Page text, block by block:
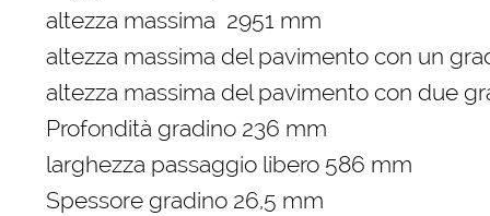
altezza massima 2951 mm
altezza massima del pavimento con un
altezza massima del pavimento con due
Profondità gradino 236 mm
larghezza passaggio libero 586 mm
Spessore gradino 26,5 mm